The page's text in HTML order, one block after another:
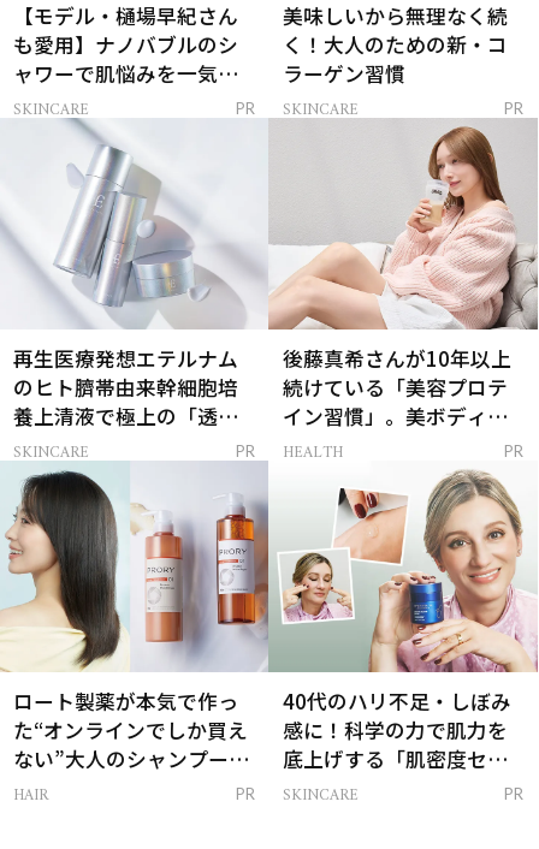
【モデル・樋場早紀さん
も愛用】ナノバブルのシ
ャワーで肌悩みを一気に
解決
SKINCARE PR
美味しいから無理なく続
く！大人のための新・コ
ラーゲン習慣
SKINCARE PR
再生医療発想エテルナム
のヒト臍帯由来幹細胞培
養上清液で極上の「透明
感ハリ肌」へ
SKINCARE PR
後藤真希さんが10年以上
続けている「美容プロテ
イン習慣」。美ボディを
支える朝ルーティンと
HEALTH PR
ロート製薬が本気で作っ
た“オンラインでしか買え
ない”大人のシャンプー＆
トリートメントって？
HAIR PR
40代のハリ不足・しぼみ
感に！科学の力で肌力を
底上げする「肌密度セラ
ム」
SKINCARE PR